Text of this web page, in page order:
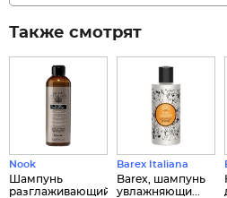
Также смотрят
Nook
Шампунь
разглаживающий
Barex Italiana
Barex, шампунь
увлажняющи...